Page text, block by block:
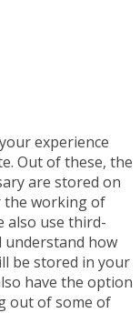
experience
Out of these, the
are stored on
the working of
also use third-
understand how
be stored in your
have the option
out of some of